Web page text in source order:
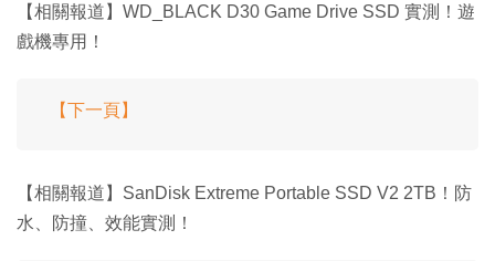
【相關報道】WD_BLACK D30 Game Drive SSD 實測！遊
戲機專用！
【下一頁】
【相關報道】SanDisk Extreme Portable SSD V2 2TB！防
水、防撞、效能實測！